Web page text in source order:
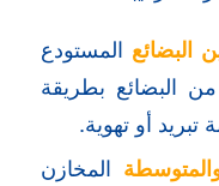
البضائع المستودع
البضائع بطريقة
أو تهوية.
المخازن